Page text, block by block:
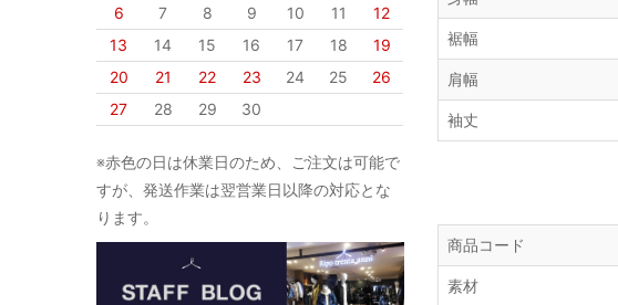
6
7 8 9 10 11
12
13
14 15 16 17 18
19
20
21 22 23 24 25
26
27
28 29 30
※赤色の日は休業日のため、ご注文は可能で
すが、発送作業は翌営業日以降の対応とな
ります。
裾幅
肩幅
袖丈
商品コード
素材